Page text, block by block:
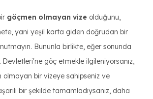
göçmen olmayan vize olduğunu,
yani yeşil karta giden doğrudan bir
Bununla birlikte, eğer sonunda
göç etmekle ilgileniyorsanız,
olmayan bir vizeye sahipseniz ve
bir şekilde tamamladıysanız, daha